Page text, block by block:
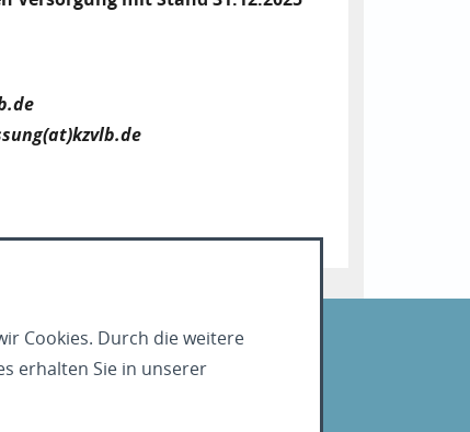
Cookies. Durch die weitere
erhalten Sie in unserer